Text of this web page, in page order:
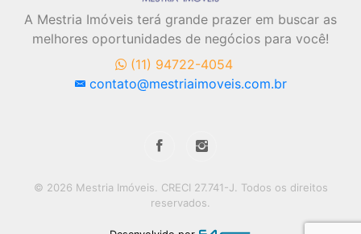
A Mestria Imóveis terá grande prazer em buscar as
melhores oportunidades de negócios para você!
(11) 94722-4054
contato@mestriaimoveis.com.br
© 2026 Mestria Imóveis. CRECI 27.741-J. Todos os direitos
reservados.